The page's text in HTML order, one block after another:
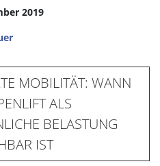
2019
MOBILITÄT: WANN
ALS
BELASTUNG
IST